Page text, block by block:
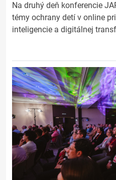
Na druhý deň konferencie
témy ochrany detí v online
inteligencie a digitálnej